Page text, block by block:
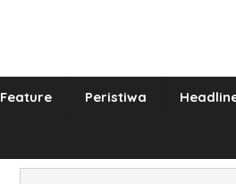
Feature Peristiwa